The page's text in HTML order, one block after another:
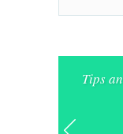
Tips